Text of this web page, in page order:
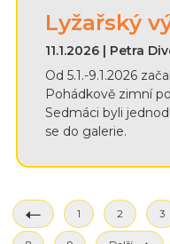
Lyžařský
11.1.2026 | Petra
Od 5.1.-9.1.2026
Pohádkově zimní
Sedmáci byli
se do galerie.
1 2 3